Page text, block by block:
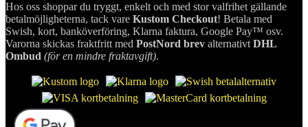
Hos oss shoppar du tryggt, enkelt och med stor valfrihet gällande
betalmöjligheterna, tack vare Kustom Checkout! Betala med
Swish, kort, banköverföring, Klarna faktura, Google Pay™ osv.
Varorna skickas fraktfritt med PostNord brev alternativt DHL
Ombud (för en mindre fraktavgift).